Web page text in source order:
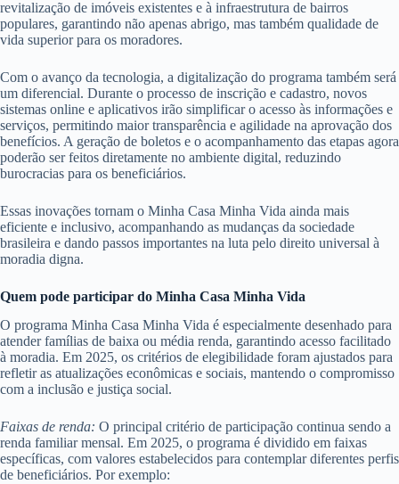
revitalização de imóveis existentes e à infraestrutura de bairros
populares, garantindo não apenas abrigo, mas também qualidade de
vida superior para os moradores.
Com o avanço da tecnologia, a digitalização do programa também será
um diferencial. Durante o processo de inscrição e cadastro, novos
sistemas online e aplicativos irão simplificar o acesso às informações e
serviços, permitindo maior transparência e agilidade na aprovação dos
benefícios. A geração de boletos e o acompanhamento das etapas agora
poderão ser feitos diretamente no ambiente digital, reduzindo
burocracias para os beneficiários.
Essas inovações tornam o Minha Casa Minha Vida ainda mais
eficiente e inclusivo, acompanhando as mudanças da sociedade
brasileira e dando passos importantes na luta pelo direito universal à
moradia digna.
Quem pode participar do Minha Casa Minha Vida
O programa Minha Casa Minha Vida é especialmente desenhado para
atender famílias de baixa ou média renda, garantindo acesso facilitado
à moradia. Em 2025, os critérios de elegibilidade foram ajustados para
refletir as atualizações econômicas e sociais, mantendo o compromisso
com a inclusão e justiça social.
Faixas de renda: O principal critério de participação continua sendo a
renda familiar mensal. Em 2025, o programa é dividido em faixas
específicas, com valores estabelecidos para contemplar diferentes perfis
de beneficiários. Por exemplo: